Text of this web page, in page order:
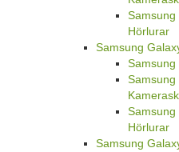
Samsung
Hörlurar
Samsung
Samsung
Samsung
Samsung
Hörlurar
Samsung